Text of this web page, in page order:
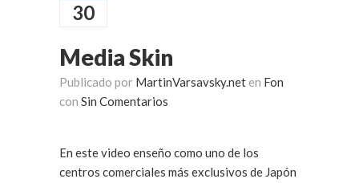
30
Media Skin
Publicado por MartinVarsavsky.net en Fon
con Sin Comentarios
En este video enseño como uno de los
centros comerciales más exclusivos de Japón